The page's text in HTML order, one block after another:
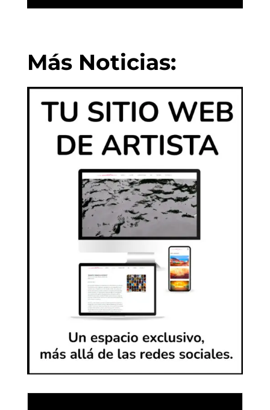
Más Noticias: